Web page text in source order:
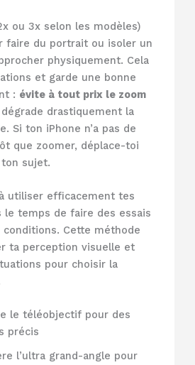
ou 3x selon les modèles)
faire du portrait ou isoler un
physiquement. Cela
et garde une bonne
: évite à tout prix le zoom
drastiquement la
Si ton iPhone n’a pas de
que zoomer, déplace-toi
sujet.
utiliser efficacement tes
le temps de faire des essais
Cette méthode
ta perception visuelle et
pour choisir la
le téléobjectif pour des
précis
l’ultra grand-angle pour